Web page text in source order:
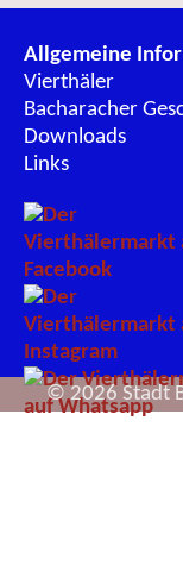
Allgemeine
Vierthäler
Bacharacher
Downloads
Links
© 2026 Stadt